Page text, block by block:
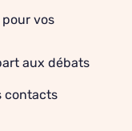
pour vos
aux débats
contacts